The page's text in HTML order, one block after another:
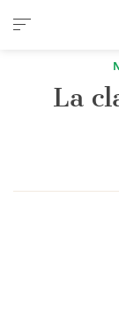
Panneau de
La